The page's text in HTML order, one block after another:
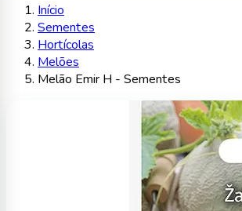
Início
Sementes
Hortícolas
Melões
Melão Emir H - Sementes